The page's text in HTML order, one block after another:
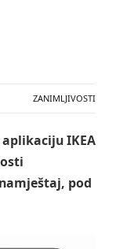
ZANIMLJIVOSTI
IKEA
pod